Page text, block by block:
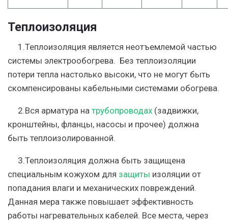
Теплоизоляция
1.Теплоизоляция является неотъемлемой частью
системы электрообогрева. Без теплоизоляции
потери тепла настолько высоки, что не могут быть
скомпенсированы кабельными системами обогрева.
2.Вся арматура на трубопроводах (задвижки,
кронштейны, фланцы, насосы и прочее) должна
быть теплоизолированной.
3.Теплоизоляция должна быть защищена
специальным кожухом для защиты изоляции от
попадания влаги и механических повреждений.
Данная мера также повышает эффективность
работы нагревательных кабелей. Все места, через